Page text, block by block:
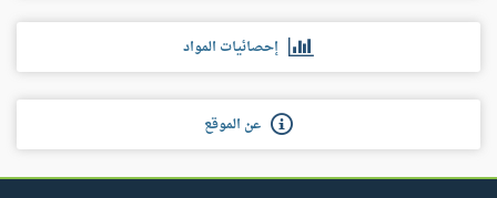
إحصائيات المواد
عن الموقع